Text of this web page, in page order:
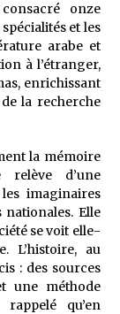
onze
et les
arabe et
à l’étranger,
enrichissant
la recherche
la mémoire
d’une
imaginaires
Elle
se voit elle-
L’histoire, au
: des sources
une méthode
qu’en